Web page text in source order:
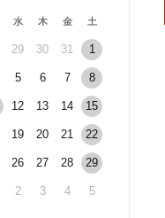
水 木 金 土
29 30 31 1
5 6 7 8
12 13 14 15
19 20 21 22
26 27 28 29
2 3 4 5